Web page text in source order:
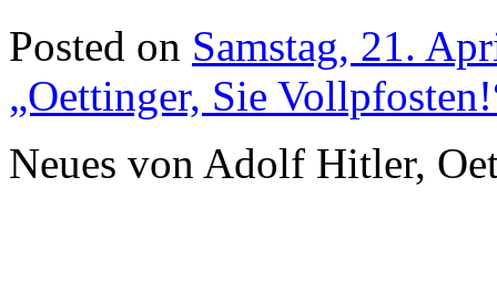
Posted on Samstag, 21.
„Oettinger, Sie
Neues von Adolf Hitler,